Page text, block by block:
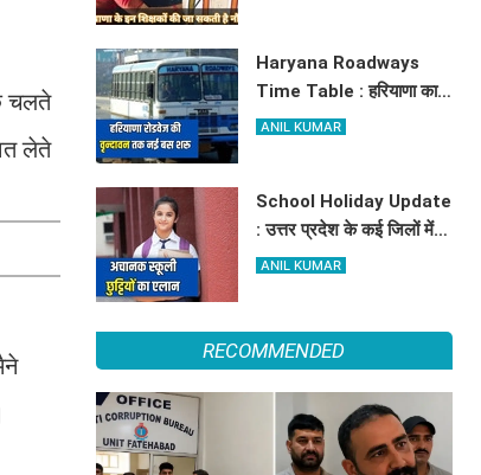
चलते
लेते
Haryana Roadways
Time Table : हरियाणा का
जहाज अब अम्बाला से वृन्दावन
टाइम टेबल
ANIL KUMAR
School Holiday Update
: उत्तर प्रदेश के कई जिलों में
अचानक स्कूली छुट्टियों का
ANIL KUMAR
RECOMMENDED